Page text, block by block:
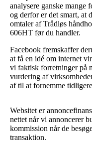
analysere ganske mange
og derfor er det smart, at
omtaler af Trådløs
606HT før du handler.
Facebook fremskaffer
at få en idé om internet
vi faktisk forretninger på
vurdering af
af til at fornemme
Websitet er
nettet når vi annoncerer
kommission når de
transaktion.